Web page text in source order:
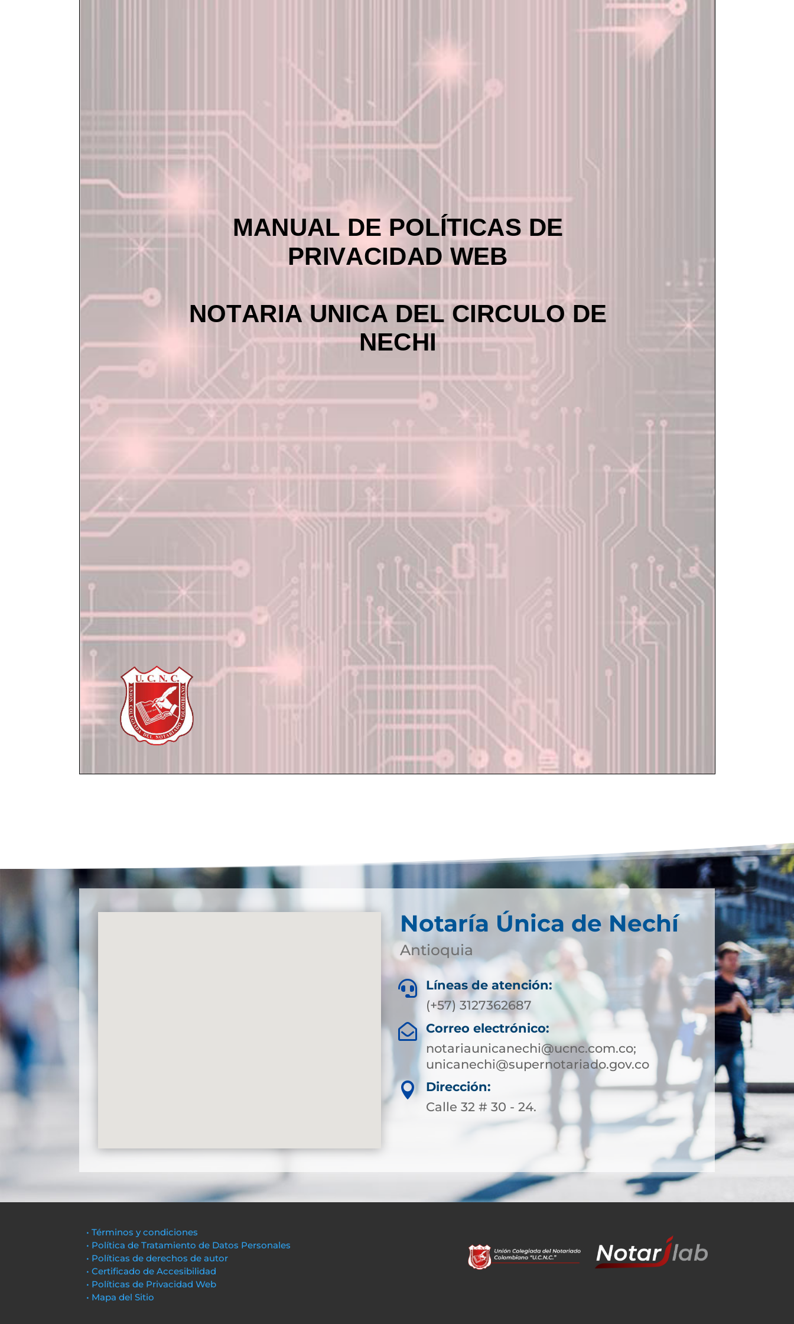
Notaría Única de Nechí
Antioquia

Líneas de atención:
(+57) 3127362687
 Correo electrónico:
notariaunicanechi@ucnc.com.co;
unicanechi@supernotariado.gov.co

Dirección:
Calle 32 # 30 - 24.
• Términos y condiciones
• Política de Tratamiento de Datos Personales
• Políticas de derechos de autor
• Certificado de Accesibilidad
• Políticas de Privacidad Web
• Mapa del Sitio